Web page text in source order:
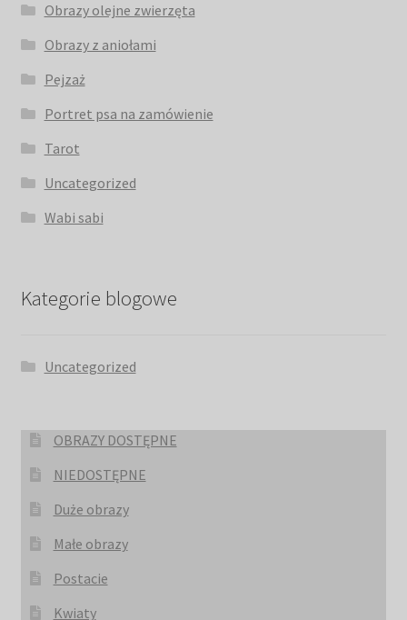
Obrazy olejne zwierzęta
Obrazy z aniołami
Pejzaż
Portret psa na zamówienie
Tarot
Uncategorized
Wabi sabi
Kategorie blogowe
Uncategorized
OBRAZY DOSTĘPNE
NIEDOSTĘPNE
Duże obrazy
Małe obrazy
Postacie
Kwiaty